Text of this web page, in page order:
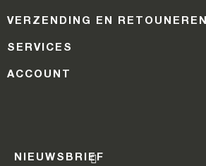
VERZENDING EN RETOUNEREN
SERVICES
ACCOUNT
NIEUWSBRIEF